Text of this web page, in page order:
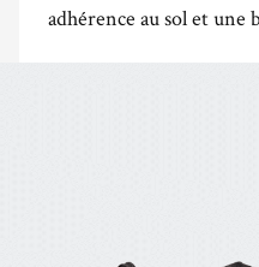
adhérence au sol et